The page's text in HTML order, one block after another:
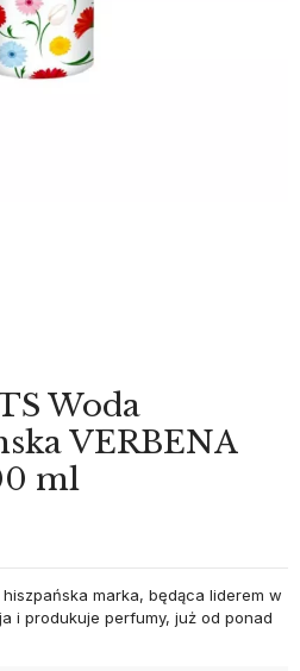
Woda
VERBENA
ml
hiszpańska marka, będąca liderem w
i produkuje perfumy, już od ponad